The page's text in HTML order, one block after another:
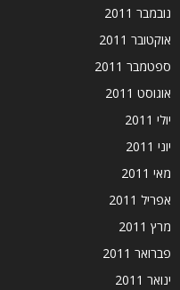
נובמבר 2011
אוקטובר 2011
ספטמבר 2011
אוגוסט 2011
יולי 2011
יוני 2011
מאי 2011
אפריל 2011
מרץ 2011
פברואר 2011
ינואר 2011